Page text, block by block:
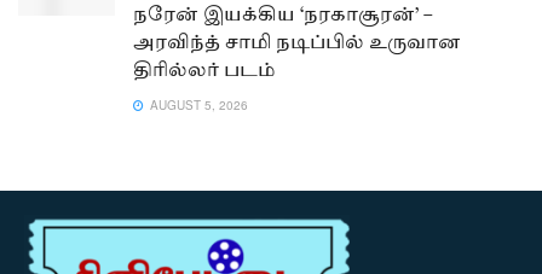
நரேன் இயக்கிய ‘நரகாசூரன்’ –
அரவிந்த் சாமி நடிப்பில் உருவான
திரில்லர் படம்
AUGUST 5, 2026